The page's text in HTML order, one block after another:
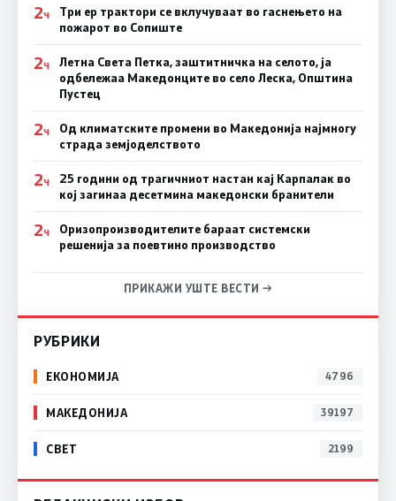
2Ч
Три ер трактори се вклучуваат во гаснењето на
пожарот во Сопиште
2Ч
Летна Света Петка, заштитничка на селото, ја
одбележаа Македонците во село Леска, Општина
Пустец
2Ч
Од климатските промени во Македонија најмногу
страда земјоделството
2Ч
25 години од трагичниот настан кај Карпалак во
кој загинаа десетмина македонски бранители
2Ч
Оризопроизводителите бараат системски
решенија за поевтино производство
ПРИКАЖИ УШТЕ ВЕСТИ →
РУБРИКИ
ЕКОНОМИЈА 4796
МАКЕДОНИЈА 39197
СВЕТ 2199